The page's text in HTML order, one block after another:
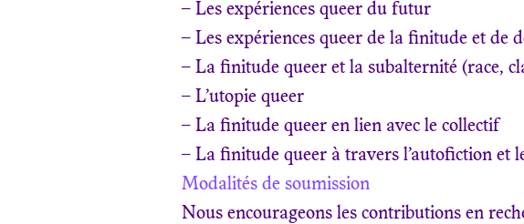
– Les expériences queer du futur
– Les expériences queer de la finitude et de
– La finitude queer et la subalternité (race,
– L’utopie queer
– La finitude queer en lien avec le collectif
– La finitude queer à travers l’autofiction et
Modalités de soumission
Nous encourageons les contributions en